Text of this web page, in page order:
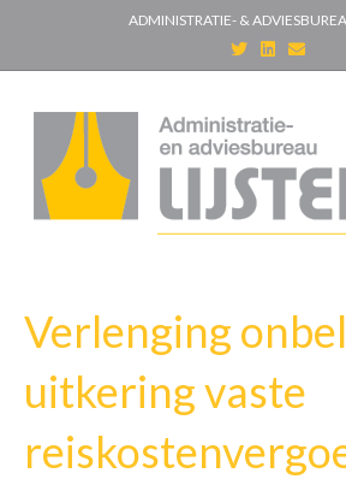
ADMINISTRATIE- &
T
w
i
e
r
n
d
i
n
E
m
a
Verlenging
uitkering vaste